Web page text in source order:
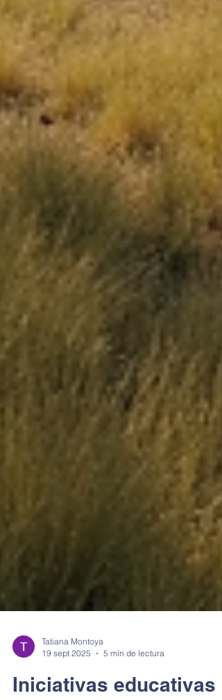
19 sept 2025
5 min de lectura